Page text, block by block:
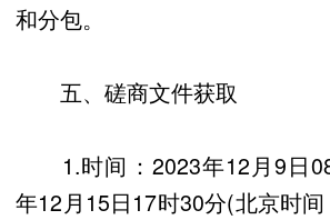
和分包。
五、磋商文件获取
1.时间：2023年12月9日
年12月15日17时30分(北京时